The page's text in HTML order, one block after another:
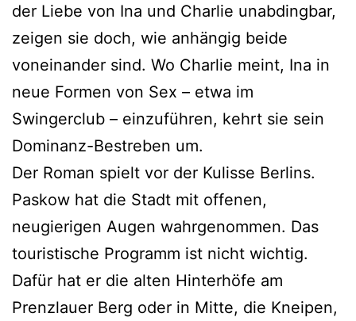
der Liebe von Ina und Charlie unabdingbar,
zeigen sie doch, wie anhängig beide
voneinander sind. Wo Charlie meint, Ina in
neue Formen von Sex – etwa im
Swingerclub – einzuführen, kehrt sie sein
Dominanz-Bestreben um.
Der Roman spielt vor der Kulisse Berlins.
Paskow hat die Stadt mit offenen,
neugierigen Augen wahrgenommen. Das
touristische Programm ist nicht wichtig.
Dafür hat er die alten Hinterhöfe am
Prenzlauer Berg oder in Mitte, die Kneipen,